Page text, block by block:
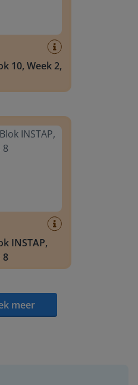
10, Week 2,
INSTAP,
8
meer